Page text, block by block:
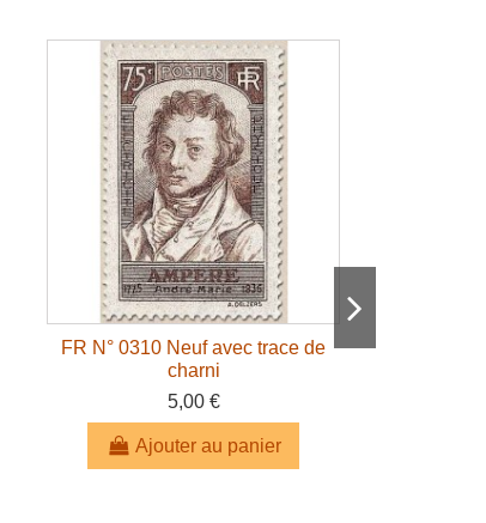
FR N° 0310 Neuf avec trace de
charni
5,00 €
Ajouter au panier